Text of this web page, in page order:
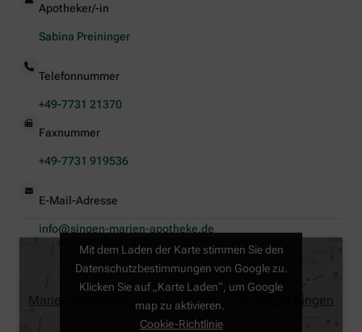
Apotheker/-in
Sabina Preininger
Telefonnummer
+49-7731 21370
Faxnummer
+49-7731 919536
E-Mail-Adresse
info@singen-marien-apotheke.de
Marien Apotheke, Rielasinger Str. 172, 78224 Singen
Mit dem Laden der Karte stimmen Sie den
Datenschutzbestimmungen von Google zu.
Klicken Sie auf „Karte Laden“, um Google
map zu aktivieren.
Cookie-Richtlinie